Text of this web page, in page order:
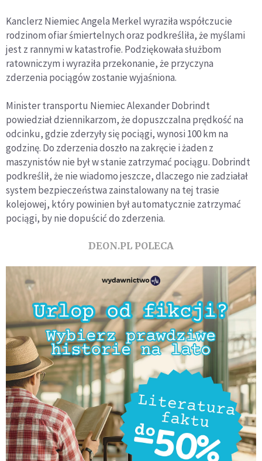
Kanclerz Niemiec Angela Merkel wyraziła współczucie
rodzinom ofiar śmiertelnych oraz podkreśliła, że myślami
jest z rannymi w katastrofie. Podziękowała służbom
ratowniczym i wyraziła przekonanie, że przyczyna
zderzenia pociągów zostanie wyjaśniona.
Minister transportu Niemiec Alexander Dobrindt
powiedział dziennikarzom, że dopuszczalna prędkość na
odcinku, gdzie zderzyły się pociągi, wynosi 100 km na
godzinę. Do zderzenia doszło na zakręcie i żaden z
maszynistów nie był w stanie zatrzymać pociągu. Dobrindt
podkreślił, że nie wiadomo jeszcze, dlaczego nie zadziałał
system bezpieczeństwa zainstalowany na tej trasie
kolejowej, który powinien był automatycznie zatrzymać
pociągi, by nie dopuścić do zderzenia.
DEON.PL POLECA